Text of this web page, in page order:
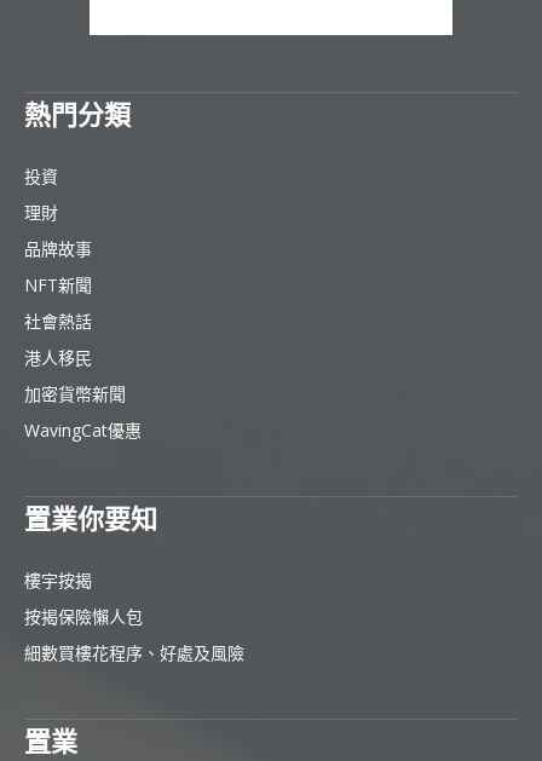
熱門分類
投資
理財
品牌故事
NFT新聞
社會熱話
港人移民
加密貨幣新聞
WavingCat優惠
置業你要知
樓宇按揭
按揭保險懶人包
細數買樓花程序、好處及風險
置業